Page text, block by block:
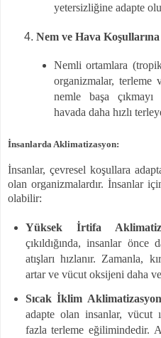
yetersizliğine adapte
Nem ve Hava
Nemli ortamlara
organizmalar,
nemle başa
havada daha hızlı
İnsanlarda Aklimatizasyon:
İnsanlar, çevresel koşullara
olan organizmalardır. İnsanlar
olabilir:
Yüksek İrtifa
çıkıldığında, insanlar önce
atışları hızlanır. Zamanla,
artar ve vücut oksijeni daha
Sıcak İklim
adapte olan insanlar, vücut
fazla terleme eğilimindedir.